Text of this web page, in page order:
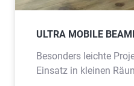
ULTRA MOBILE
Besonders leichte
Einsatz in kleinen